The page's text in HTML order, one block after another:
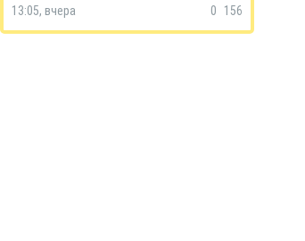
13:05, вчера
0 156